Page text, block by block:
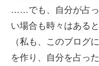
……でも、自分が占っ
い場合も時々はある
（私も、このブログ
を作り、自分を占っ